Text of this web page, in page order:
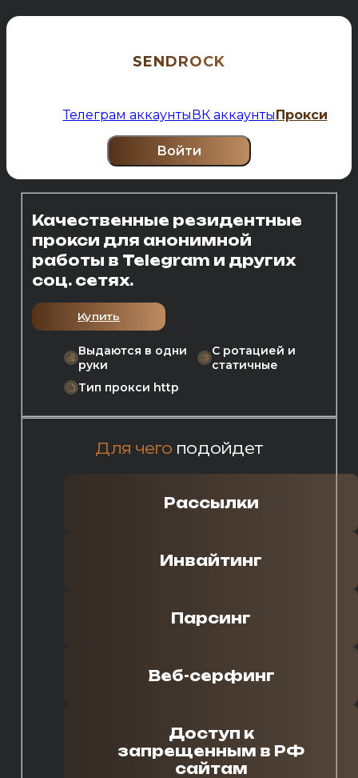
SENDROCK
Телеграм аккаунтыВК аккаунтыПрокси
Войти
Качественные резидентные
прокси для анонимной
работы в Telegram и других
соц. сетях.
Купить
Выдаются в одни
руки
С ротацией и
статичные
Тип прокси http
Для чего подойдет
Рассылки
Инвайтинг
Парсинг
Веб-серфинг
Доступ к
запрещенным в РФ
сайтам